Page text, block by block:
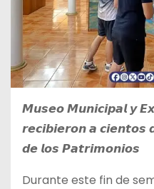
𝙈𝙪𝙨𝙚𝙤 𝙈𝙪𝙣𝙞𝙘𝙞𝙥𝙖𝙡 𝙮
𝙧𝙚𝙘𝙞𝙗𝙞𝙚𝙧𝙤𝙣 𝙖 𝙘𝙞𝙚𝙣𝙩𝙤𝙨
𝙙𝙚 𝙡𝙤𝙨 𝙋𝙖𝙩𝙧𝙞𝙢𝙤𝙣𝙞𝙤𝙨
Durante este fin de